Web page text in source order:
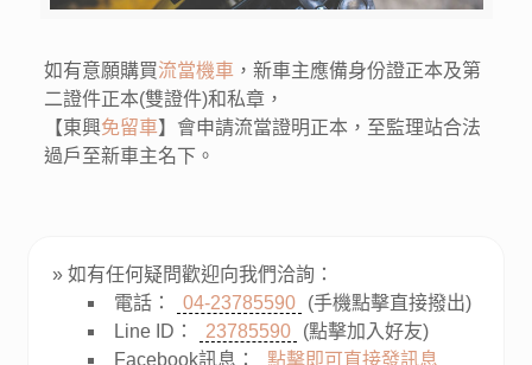
如有意願購買流當機車 ，新車主應備身份證正本及第
二證件正本(雙證件)和私章，
【東興免留車】會申請流當證明正本，至監理站合法
過戶至新車主名下。
» 如有任何疑問歡迎向我們洽詢：
電話：
04-23785590
(手機點擊直接撥出)
Line ID：
23785590
(點擊加入好友)
Facebook訊息：
點擊即可直接發訊息